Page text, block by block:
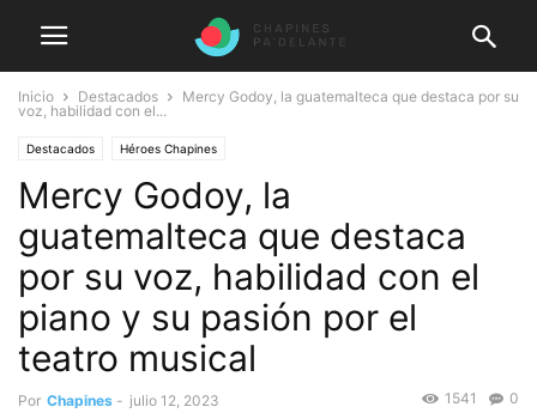
Inicio Destacados
Mercy Godoy, la guatemalteca que destaca por su
voz, habilidad con el...
Destacados Héroes Chapines
Mercy Godoy, la
guatemalteca que destaca
por su voz, habilidad con el
piano y su pasión por el
teatro musical
Por Chapines - julio 12, 2023 0
1541